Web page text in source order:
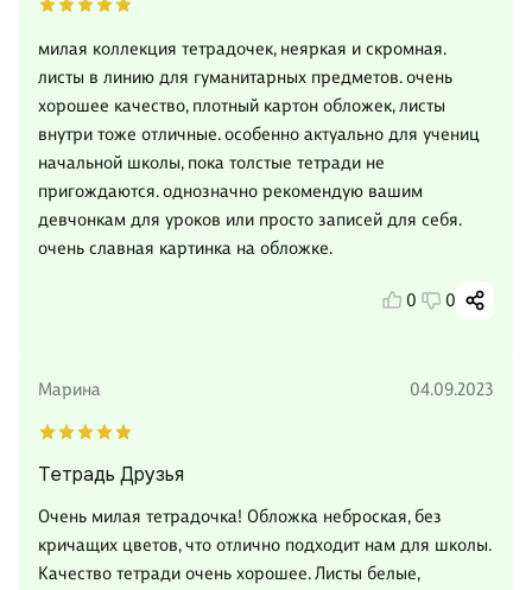
милая коллекция тетрадочек, неяркая и скромная.
листы в линию для гуманитарных предметов. очень
хорошее качество, плотный картон обложек, листы
внутри тоже отличные. особенно актуально для учениц
начальной школы, пока толстые тетради не
пригождаются. однозначно рекомендую вашим
девчонкам для уроков или просто записей для себя.
очень славная картинка на обложке.
0 0
Марина 04.09.2023
Тетрадь Друзья
Очень милая тетрадочка! Обложка неброская, без
кричащих цветов, что отлично подходит нам для школы.
Качество тетради очень хорошее. Листы белые,